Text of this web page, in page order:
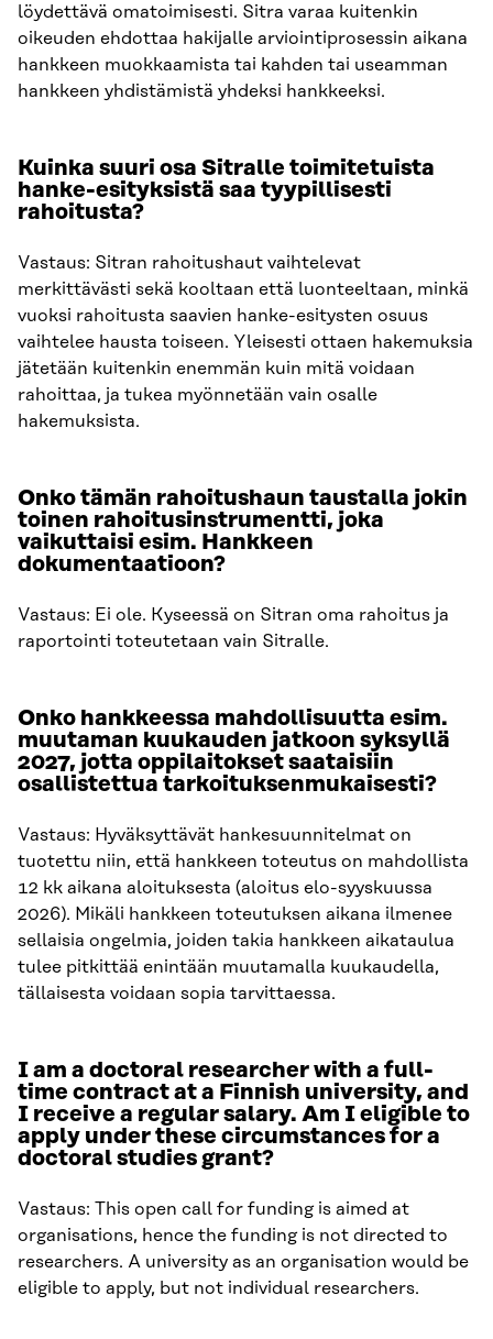
löydettävä omatoimisesti. Sitra varaa kuitenkin
oikeuden ehdottaa hakijalle arviointiprosessin aikana
hankkeen muokkaamista tai kahden tai useamman
hankkeen yhdistämistä yhdeksi hankkeeksi.
Kuinka suuri osa Sitralle toimitetuista
hanke-esityksistä saa tyypillisesti
rahoitusta?
Vastaus: Sitran rahoitushaut vaihtelevat
merkittävästi sekä kooltaan että luonteeltaan, minkä
vuoksi rahoitusta saavien hanke-esitysten osuus
vaihtelee hausta toiseen. Yleisesti ottaen hakemuksia
jätetään kuitenkin enemmän kuin mitä voidaan
rahoittaa, ja tukea myönnetään vain osalle
hakemuksista.
Onko tämän rahoitushaun taustalla jokin
toinen rahoitusinstrumentti, joka
vaikuttaisi esim. Hankkeen
dokumentaatioon?
Vastaus: Ei ole. Kyseessä on Sitran oma rahoitus ja
raportointi toteutetaan vain Sitralle.
Onko hankkeessa mahdollisuutta esim.
muutaman kuukauden jatkoon syksyllä
2027, jotta oppilaitokset saataisiin
osallistettua tarkoituksenmukaisesti?
Vastaus: Hyväksyttävät hankesuunnitelmat on
tuotettu niin, että hankkeen toteutus on mahdollista
12 kk aikana aloituksesta (aloitus elo-syyskuussa
2026). Mikäli hankkeen toteutuksen aikana ilmenee
sellaisia ongelmia, joiden takia hankkeen aikataulua
tulee pitkittää enintään muutamalla kuukaudella,
tällaisesta voidaan sopia tarvittaessa.
I am a doctoral researcher with a full-
time contract at a Finnish university, and
I receive a regular salary. Am I eligible to
apply under these circumstances for a
doctoral studies grant?
Vastaus: This open call for funding is aimed at
organisations, hence the funding is not directed to
researchers. A university as an organisation would be
eligible to apply, but not individual researchers.